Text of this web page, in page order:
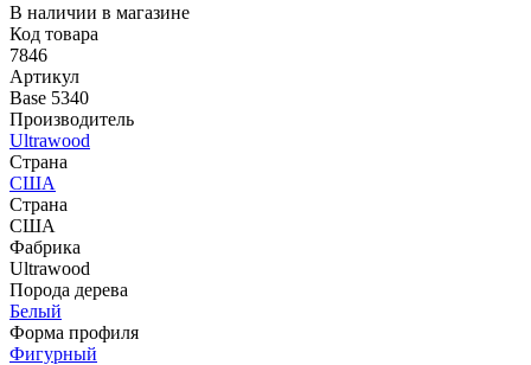
В наличии в магазине
Код товара
7846
Артикул
Base 5340
Производитель
Ultrawood
Страна
США
Страна
США
Фабрика
Ultrawood
Порода дерева
Белый
Форма профиля
Фигурный